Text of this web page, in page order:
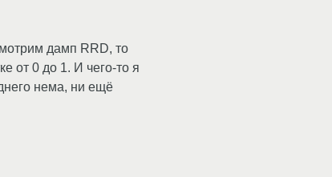
дамп RRD, то
от 0 до 1. И чего-то я
нема, ни ещё